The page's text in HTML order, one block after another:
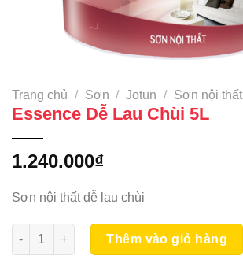
Trang chủ / Sơn / Jotun / Sơn nội thất
Essence Dễ Lau Chùi 5L
1.240.000₫
Sơn nội thất dễ lau chùi
Essence Dễ Lau Chùi 5L số lượng
Thêm vào giỏ hàng